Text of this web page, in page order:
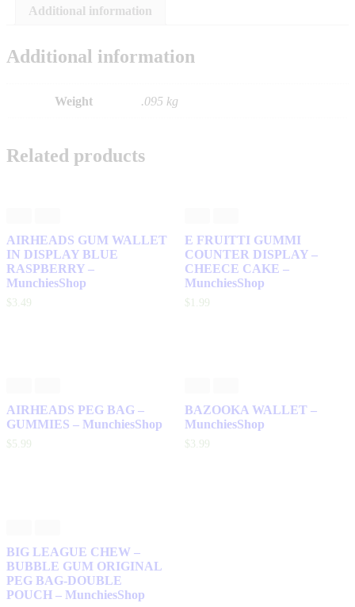
Additional information
Additional information
Weight .095 kg
Related products
AIRHEADS GUM WALLET
IN DISPLAY BLUE
RASPBERRY –
MunchiesShop
$3 49
E FRUITTI GUMMI
COUNTER DISPLAY –
CHEECE CAKE –
MunchiesShop
$ 1 99
AIRHEADS PEG BAG –
GUMMIES – MunchiesShop
$5. 99
BAZOOKA WALLET –
MunchiesShop
$3. 99
BIG LEAGUE CHEW –
BUBBLE GUM ORIGINAL
PEG BAG-DOUBLE
POUCH – MunchiesShop